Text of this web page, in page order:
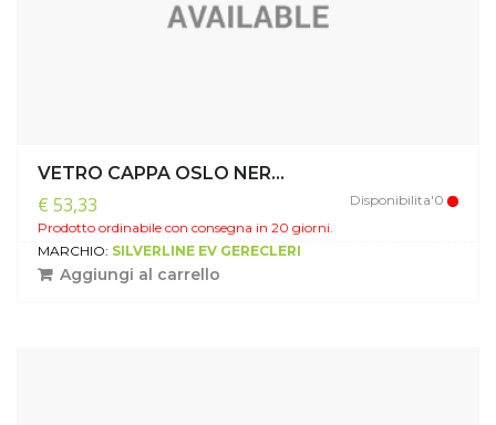
VETRO CAPPA OSLO NER...
€ 53,33
Disponibilita'0
Prodotto ordinabile con consegna in 20 giorni.
MARCHIO: SILVERLINE EV GERECLERI
Aggiungi al carrello